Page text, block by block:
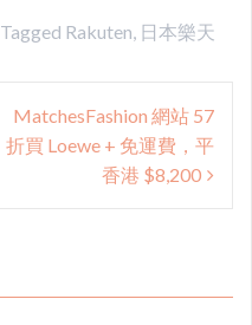
Tagged Rakuten, 日本樂天
MatchesFashion 網站 57
折買 Loewe + 免運費，平
香港 $8,200